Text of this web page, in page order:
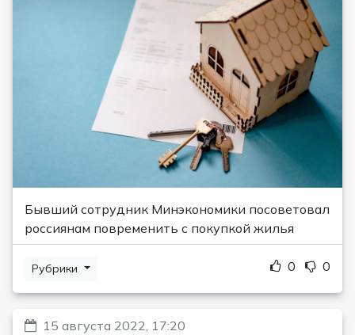
Бывший сотрудник Минэкономики посоветовал
россиянам повременить с покупкой жилья
Рубрики 0 0
15 августа 2022, 17:20